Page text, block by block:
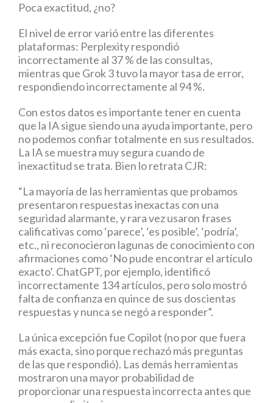
Poca exactitud, ¿no?
El nivel de error varió entre las diferentes
plataformas: Perplexity respondió
incorrectamente al 37 % de las consultas,
mientras que Grok 3 tuvo la mayor tasa de error,
respondiendo incorrectamente al 94 %.
Con estos datos es importante tener en cuenta
que la IA sigue siendo una ayuda importante, pero
no podemos confiar totalmente en sus resultados.
La IA se muestra muy segura cuando de
inexactitud se trata. Bien lo retrata CJR:
“La mayoría de las herramientas que probamos
presentaron respuestas inexactas con una
seguridad alarmante, y rara vez usaron frases
calificativas como ‘parece’, ‘es posible’, ‘podría’,
etc., ni reconocieron lagunas de conocimiento con
afirmaciones como ‘No pude encontrar el artículo
exacto’. ChatGPT, por ejemplo, identificó
incorrectamente 134 artículos, pero solo mostró
falta de confianza en quince de sus doscientas
respuestas y nunca se negó a responder”.
La única excepción fue Copilot (no por que fuera
más exacta, sino porque rechazó más preguntas
de las que respondió). Las demás herramientas
mostraron una mayor probabilidad de
proporcionar una respuesta incorrecta antes que